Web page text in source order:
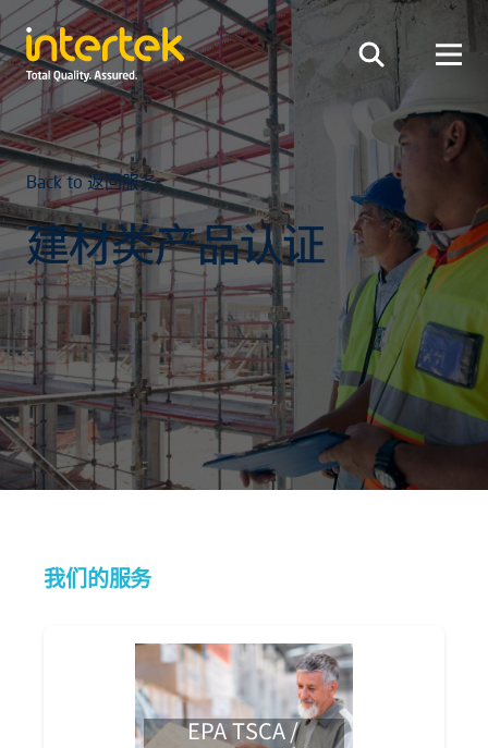
Back to 返回服务
建材类产品认证
我们的服务